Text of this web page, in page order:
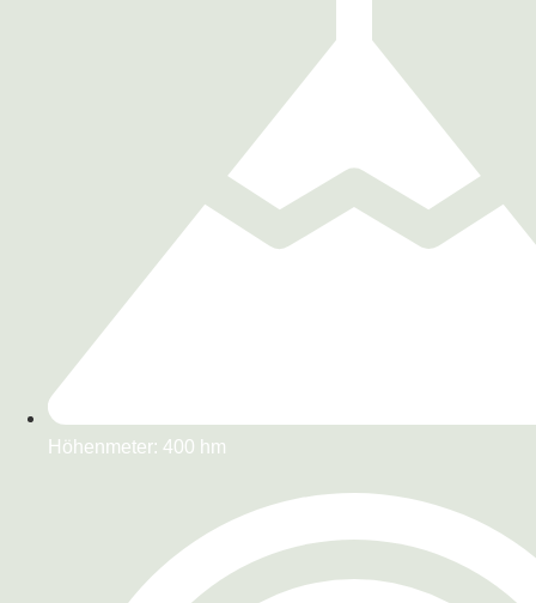
Höhenmeter: 400 hm